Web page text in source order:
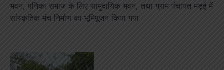
भवन, पनिका समाज के लिए सामुदायिक भवन, तथा ग्राम पंचायत मड़ई में
सांस्कृतिक मंच निर्माण का भूमिपूजन किया गया।